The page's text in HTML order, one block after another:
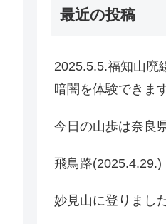
最近の投稿
2025.5.5.福知山廃
暗闇を体験できま
今日の山歩は奈良
飛鳥路(2025.4.29.)
妙見山に登りまし